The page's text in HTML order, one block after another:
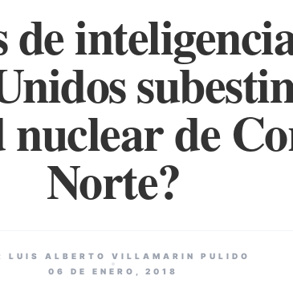
de
de
Norte?
LUIS ALBERTO VILLAMARIN PULIDO
06 DE ENERO, 2018